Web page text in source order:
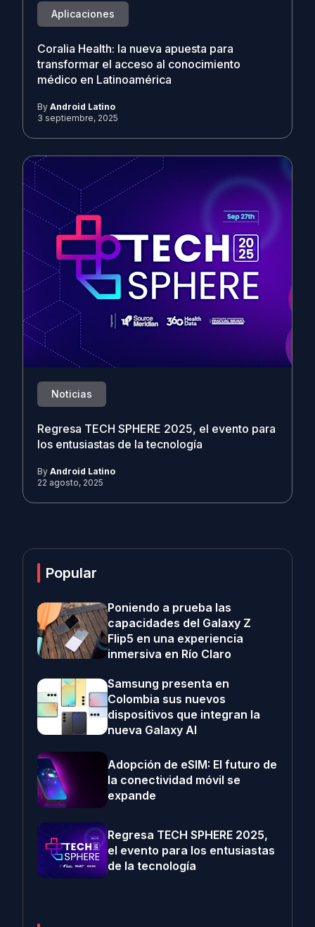
Aplicaciones
Coralia Health: la nueva apuesta para
transformar el acceso al conocimiento
médico en Latinoamérica
By Android Latino
3 septiembre, 2025
Noticias
Regresa TECH SPHERE 2025, el evento para
los entusiastas de la tecnología
By Android Latino
22 agosto, 2025
Popular
Poniendo a prueba las
capacidades del Galaxy Z
Flip5 en una experiencia
inmersiva en Río Claro
Samsung presenta en
Colombia sus nuevos
dispositivos que integran la
nueva Galaxy AI
Adopción de eSIM: El futuro de
la conectividad móvil se
expande
Regresa TECH SPHERE 2025,
el evento para los entusiastas
de la tecnología